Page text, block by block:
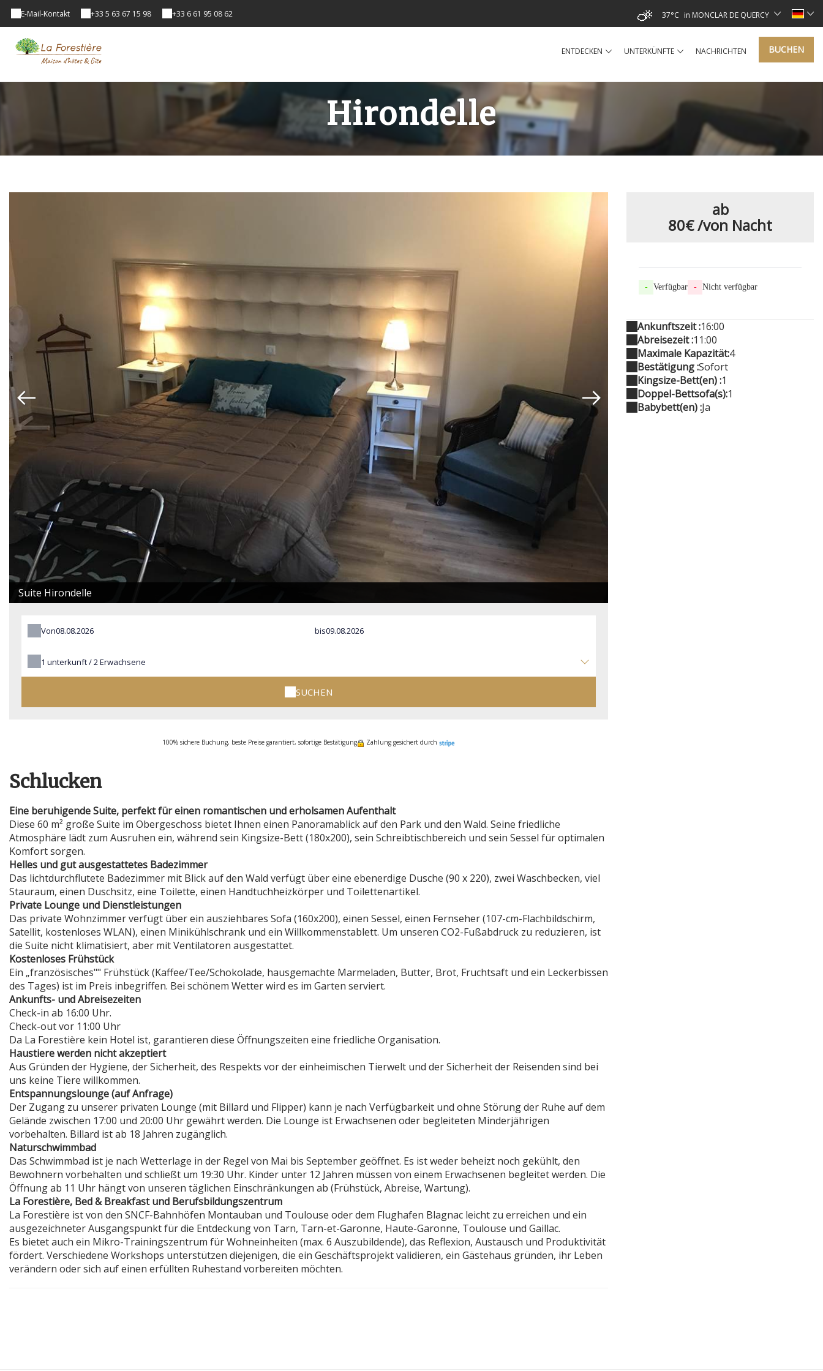
E-Mail-Kontakt +33 5 63 67 15 98 +33 6 61 95 08 62 37°C in MONCLAR DE QUERCY
ENTDECKEN UNTERKÜNFTE NACHRICHTEN BUCHEN
Hirondelle
Suite Hirondelle
Von bis
1 unterkunft /2Erwachsene
SUCHEN
100% sichere Buchung, beste Preise garantiert, sofortige Bestätigung Zahlung gesichert durch
Schlucken
Eine beruhigende Suite, perfekt für einen romantischen und erholsamen Aufenthalt
Diese 60 m² große Suite im Obergeschoss bietet Ihnen einen Panoramablick auf den Park und den Wald. Seine friedliche
Atmosphäre lädt zum Ausruhen ein, während sein Kingsize-Bett (180x200), sein Schreibtischbereich und sein Sessel für optimalen
Komfort sorgen.
Helles und gut ausgestattetes Badezimmer
Das lichtdurchflutete Badezimmer mit Blick auf den Wald verfügt über eine ebenerdige Dusche (90 x 220), zwei Waschbecken, viel
Stauraum, einen Duschsitz, eine Toilette, einen Handtuchheizkörper und Toilettenartikel.
Private Lounge und Dienstleistungen
Das private Wohnzimmer verfügt über ein ausziehbares Sofa (160x200), einen Sessel, einen Fernseher (107-cm-Flachbildschirm,
Satellit, kostenloses WLAN), einen Minikühlschrank und ein Willkommenstablett. Um unseren CO2-Fußabdruck zu reduzieren, ist
die Suite nicht klimatisiert, aber mit Ventilatoren ausgestattet.
Kostenloses Frühstück
Ein „französisches"" Frühstück (Kaffee/Tee/Schokolade, hausgemachte Marmeladen, Butter, Brot, Fruchtsaft und ein Leckerbissen
des Tages) ist im Preis inbegriffen. Bei schönem Wetter wird es im Garten serviert.
Ankunfts- und Abreisezeiten
Check-in ab 16:00 Uhr.
Check-out vor 11:00 Uhr
Da La Forestière kein Hotel ist, garantieren diese Öffnungszeiten eine friedliche Organisation.
Haustiere werden nicht akzeptiert
Aus Gründen der Hygiene, der Sicherheit, des Respekts vor der einheimischen Tierwelt und der Sicherheit der Reisenden sind bei
uns keine Tiere willkommen.
Entspannungslounge (auf Anfrage)
Der Zugang zu unserer privaten Lounge (mit Billard und Flipper) kann je nach Verfügbarkeit und ohne Störung der Ruhe auf dem
Gelände zwischen 17:00 und 20:00 Uhr gewährt werden. Die Lounge ist Erwachsenen oder begleiteten Minderjährigen
vorbehalten. Billard ist ab 18 Jahren zugänglich.
Naturschwimmbad
Das Schwimmbad ist je nach Wetterlage in der Regel von Mai bis September geöffnet. Es ist weder beheizt noch gekühlt, den
Bewohnern vorbehalten und schließt um 19:30 Uhr. Kinder unter 12 Jahren müssen von einem Erwachsenen begleitet werden. Die
Öffnung ab 11 Uhr hängt von unseren täglichen Einschränkungen ab (Frühstück, Abreise, Wartung).
La Forestière, Bed & Breakfast und Berufsbildungszentrum
La Forestière ist von den SNCF-Bahnhöfen Montauban und Toulouse oder dem Flughafen Blagnac leicht zu erreichen und ein
ausgezeichneter Ausgangspunkt für die Entdeckung von Tarn, Tarn-et-Garonne, Haute-Garonne, Toulouse und Gaillac.
Es bietet auch ein Mikro-Trainingszentrum für Wohneinheiten (max. 6 Auszubildende), das Reflexion, Austausch und Produktivität
fördert. Verschiedene Workshops unterstützen diejenigen, die ein Geschäftsprojekt validieren, ein Gästehaus gründen, ihr Leben
verändern oder sich auf einen erfüllten Ruhestand vorbereiten möchten.
ab
80€/von Nacht
- Verfügbar - Nicht verfügbar
Ankunftszeit :16:00
Abreisezeit :11:00
Maximale Kapazität:4
Bestätigung :Sofort
Kingsize-Bett(en) :1
Doppel-Bettsofa(s):1
Babybett(en) :Ja